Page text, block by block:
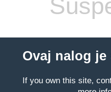
Ovaj nalog
If you own this site,